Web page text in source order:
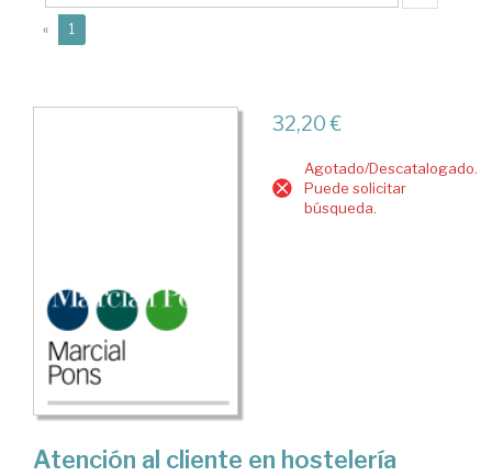
« 1
32,20 €
Agotado/Descatalogado.
Puede solicitar
búsqueda.
Atención al cliente en hostelería